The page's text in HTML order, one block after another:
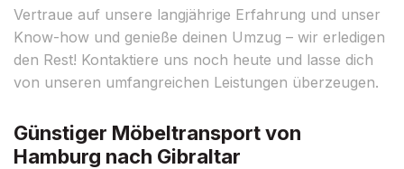
Vertraue auf unsere langjährige Erfahrung und unser
Know-how und genieße deinen Umzug – wir erledigen
den Rest! Kontaktiere uns noch heute und lasse dich
von unseren umfangreichen Leistungen überzeugen.
Günstiger Möbeltransport von
Hamburg nach Gibraltar